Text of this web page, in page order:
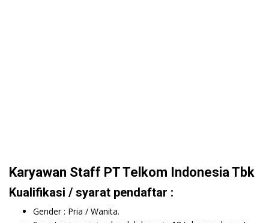
Karyawan Staff PT Telkom Indonesia Tbk
Kualifikasi / syarat pendaftar :
Gender : Pria / Wanita.